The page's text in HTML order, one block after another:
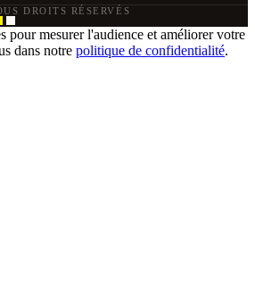
DROITS RÉSERVÉS
pour mesurer l'audience et améliorer votre
dans notre politique de confidentialité.